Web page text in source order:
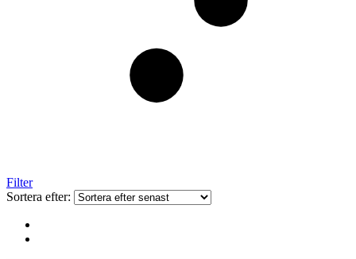
Filter
Sortera efter: